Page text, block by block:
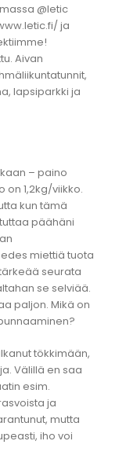
@letic
ja
Aivan
lapsiparkki ja
– paino
on 1,2kg/viikko.
kun tämä
päähäni
miettiä tuota
seurata
se selviää.
paljon. Mikä on
tökkimään,
Välillä en saa
esim.
ja
mutta
iho voi